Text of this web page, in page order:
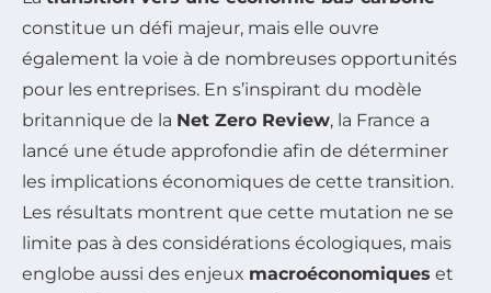
constitue un défi majeur, mais elle ouvre
également la voie à de nombreuses opportunités
pour les entreprises. En s’inspirant du modèle
britannique de la Net Zero Review, la France a
lancé une étude approfondie afin de déterminer
les implications économiques de cette transition.
Les résultats montrent que cette mutation ne se
limite pas à des considérations écologiques, mais
englobe aussi des enjeux macroéconomiques et